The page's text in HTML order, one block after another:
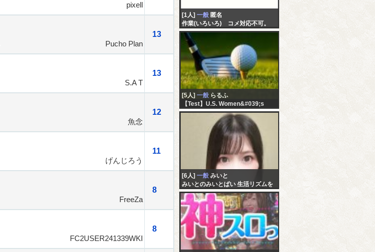
pixell
13
Pucho Plan
13
S.A T
12
魚念
11
げんじろう
8
FreeZa
8
FC2USER241339WKI
[1人] 一般 匿名
作業(いろいろ) コメ対応不可。
[5人] 一般 らるふ
【Test】U.S. Women&#039;s
Amateur Championship
[6人] 一般 みいと
みいとのみいとぱい 生活リズムを
戻したい 仕事行きたくない